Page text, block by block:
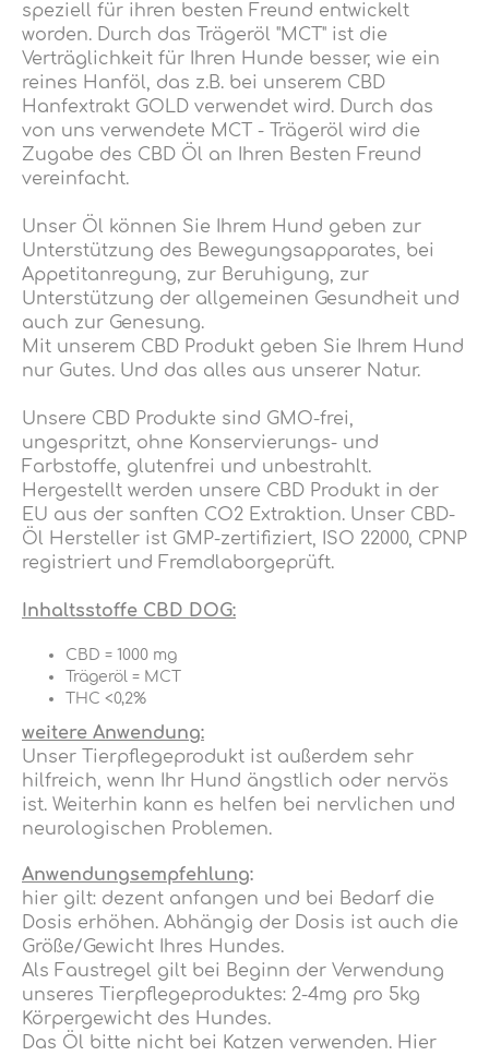
speziell für ihren besten Freund entwickelt
worden. Durch das Trägeröl "MCT" ist die
Verträglichkeit für Ihren Hunde besser, wie ein
reines Hanföl, das z.B. bei unserem CBD
Hanfextrakt GOLD verwendet wird. Durch das
von uns verwendete MCT - Trägeröl wird die
Zugabe des CBD Öl an Ihren Besten Freund
vereinfacht.
Unser Öl können Sie Ihrem Hund geben zur
Unterstützung des Bewegungsapparates, bei
Appetitanregung, zur Beruhigung, zur
Unterstützung der allgemeinen Gesundheit und
auch zur Genesung.
Mit unserem CBD Produkt geben Sie Ihrem Hund
nur Gutes. Und das alles aus unserer Natur.
Unsere CBD Produkte sind GMO-frei,
ungespritzt, ohne Konservierungs- und
Farbstoffe, glutenfrei und unbestrahlt.
Hergestellt werden unsere CBD Produkt in der
EU aus der sanften CO2 Extraktion. Unser CBD-
Öl Hersteller ist GMP-zertifiziert, ISO 22000, CPNP
registriert und Fremdlaborgeprüft.
Inhaltsstoffe CBD DOG:
CBD = 1000 mg
Trägeröl = MCT
THC <0,2%
weitere Anwendung:
Unser Tierpflegeprodukt ist außerdem sehr
hilfreich, wenn Ihr Hund ängstlich oder nervös
ist. Weiterhin kann es helfen bei nervlichen und
neurologischen Problemen.
Anwendungsempfehlung:
hier gilt: dezent anfangen und bei Bedarf die
Dosis erhöhen. Abhängig der Dosis ist auch die
Größe/Gewicht Ihres Hundes.
Als Faustregel gilt bei Beginn der Verwendung
unseres Tierpflegeproduktes: 2-4mg pro 5kg
Körpergewicht des Hundes.
Das Öl bitte nicht bei Katzen verwenden. Hier